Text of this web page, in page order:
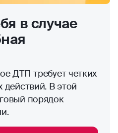
в случае
ДТП требует четких
действий. В этой
порядок